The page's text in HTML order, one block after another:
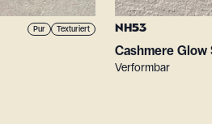
Pur Texturiert NH53
Cashmere Glow
Verformbar